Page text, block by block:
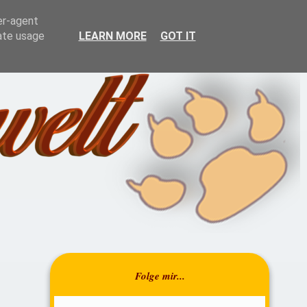
agent
usage
LEARN MORE GOT IT